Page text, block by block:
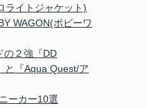
ライトジャケット)
WAGON(ボビーワ
の２強『DD
と『Aqua Quest/ア
ーカー10選